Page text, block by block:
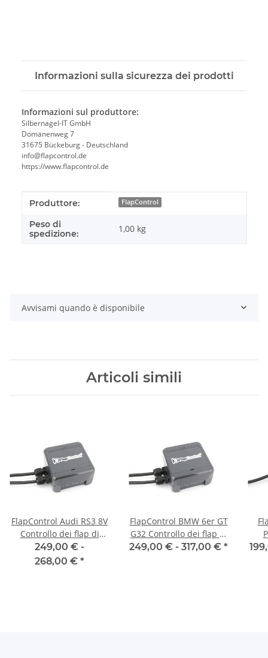
Informazioni sulla sicurezza dei prodotti
Informazioni sul produttore:
Silbernagel-IT GmbH
Domänenweg 7
31675 Bückeburg - Deutschland
info@flapcontrol.de
https://www.flapcontrol.de
#productDetails.itemInformation#
#productDetails.itemValue#
Produttore: FlapControl
Peso di
spedizione:
1,00 kg
Avvisami quando è disponibile
Articoli simili
FlapControl Audi RS3 8V
Controllo dei flap di
scarico
249,00 € -
268,00 € *
FlapControl BMW 6er GT
G32 Controllo dei flap di
scarico
249,00 € - 317,00 € *